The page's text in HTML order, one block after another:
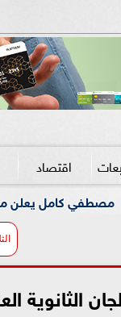
اقتصاد
مقعد ”نقيب
الثانوية